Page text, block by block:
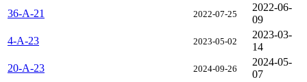
36-A-21
2022-07-25
2022-06-
09
4-A-23
2023-05-02
2023-03-
14
20-A-23
2024-09-26
2024-05-
07